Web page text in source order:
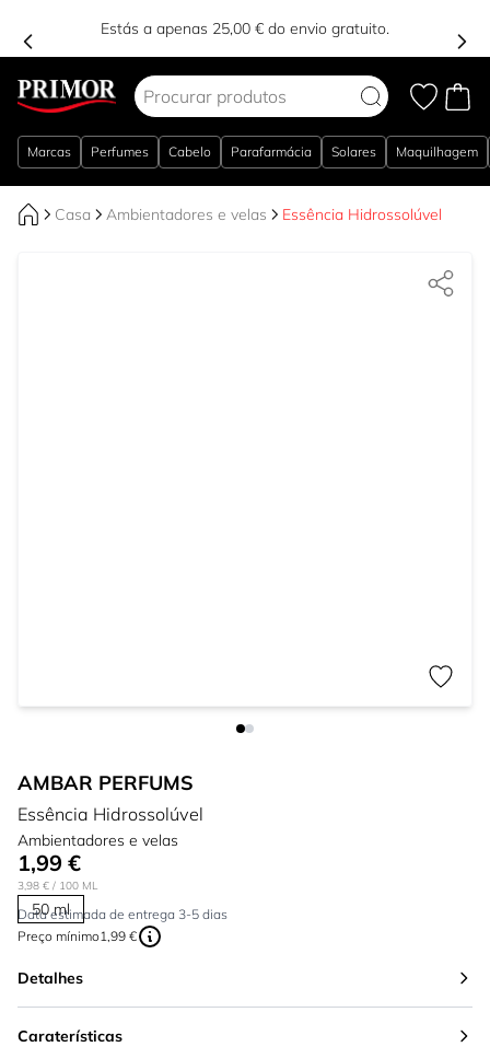
Estás a apenas 25,00 € do envio gratuito.
Marcas Perfumes Cabelo Parafarmácia Solares Maquilhagem
Casa Ambientadores e velas Essência Hidrossolúvel
AMBAR PERFUMS
Essência Hidrossolúvel
Ambientadores e velas
1,99 €
3,98 € / 100 ML
50 ml
Data estimada de entrega 3-5 dias
Preço mínimo1,99 €
Detalhes
Caraterísticas